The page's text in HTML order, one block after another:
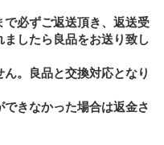
必ずご返送頂き、返送受
したら良品をお送り致し
ん。良品と交換対応となり
きなかった場合は返金さ